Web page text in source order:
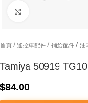
首頁 / 遙控車配件 / 補給配件 / 油
Tamiya 50919
$84.00